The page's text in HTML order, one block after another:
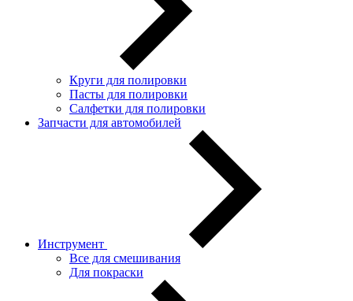
Круги для полировки
Пасты для полировки
Салфетки для полировки
Запчасти для автомобилей
Инструмент
Все для смешивания
Для покраски